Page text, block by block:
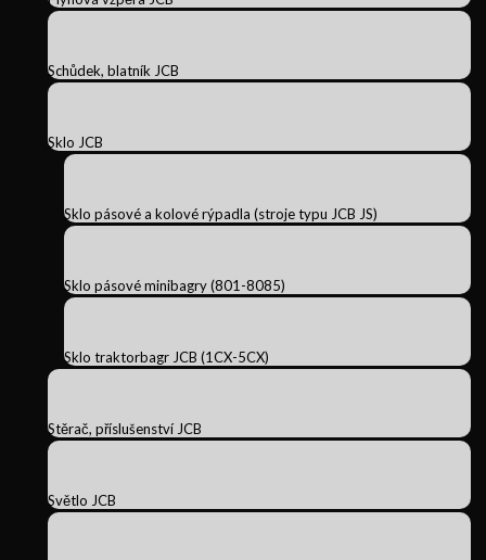
Schůdek, blatník JCB
Sklo JCB
Sklo pásové a kolové rýpadla (stroje typu JCB JS)
Sklo pásové minibagry (801-8085)
Sklo traktorbagr JCB (1CX-5CX)
Stěrač, příslušenství JCB
Světlo JCB